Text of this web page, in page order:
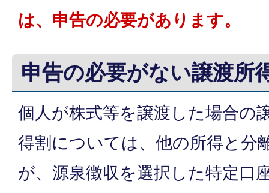
は、申告の必要があります。
申告の必要がない譲渡所
個人が株式等を譲渡した場合の
得割については、他の所得と分
が、源泉徴収を選択した特定口